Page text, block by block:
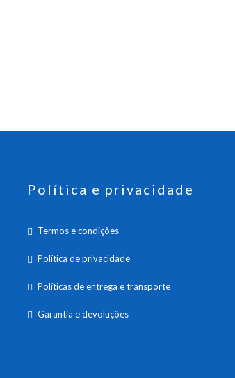
Política e privacidade
Termos e condições
Política de privacidade
Políticas de entrega e transporte
Garantia e devoluções